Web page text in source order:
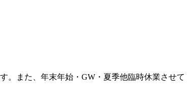
。また、年末年始・GW・夏季他臨時休業させて